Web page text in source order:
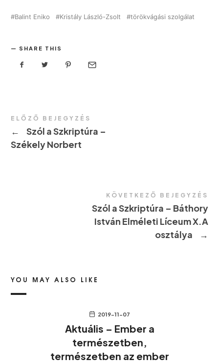
Balint Eniko Kristály László-Zsolt törökvágási szolgálat
SHARE THIS
ELŐZŐ BEJEGYZÉS
←
Szól a Szkriptúra –
Székely Norbert
KÖVETKEZŐ BEJEGYZÉS
Szól a Szkriptúra – Báthory
István Elméleti Líceum X.A
osztálya
→
YOU MAY ALSO LIKE
2019-11-07
Aktuális – Ember a
természetben,
természetben az ember